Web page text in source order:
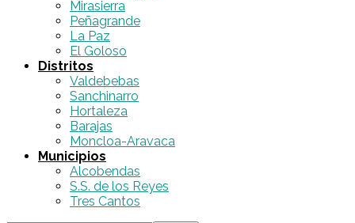
Mirasierra
Peñagrande
La Paz
El Goloso
Distritos
Valdebebas
Sanchinarro
Hortaleza
Barajas
Moncloa-Aravaca
Municipios
Alcobendas
S.S. de los Reyes
Tres Cantos